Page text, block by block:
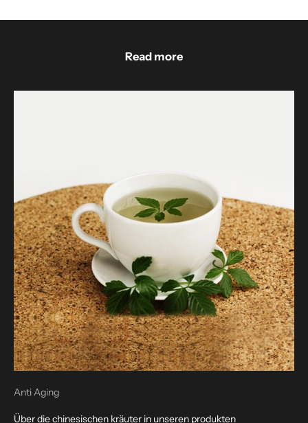
Read more
Anti Aging
Über die chinesischen kräuter in unseren produkten